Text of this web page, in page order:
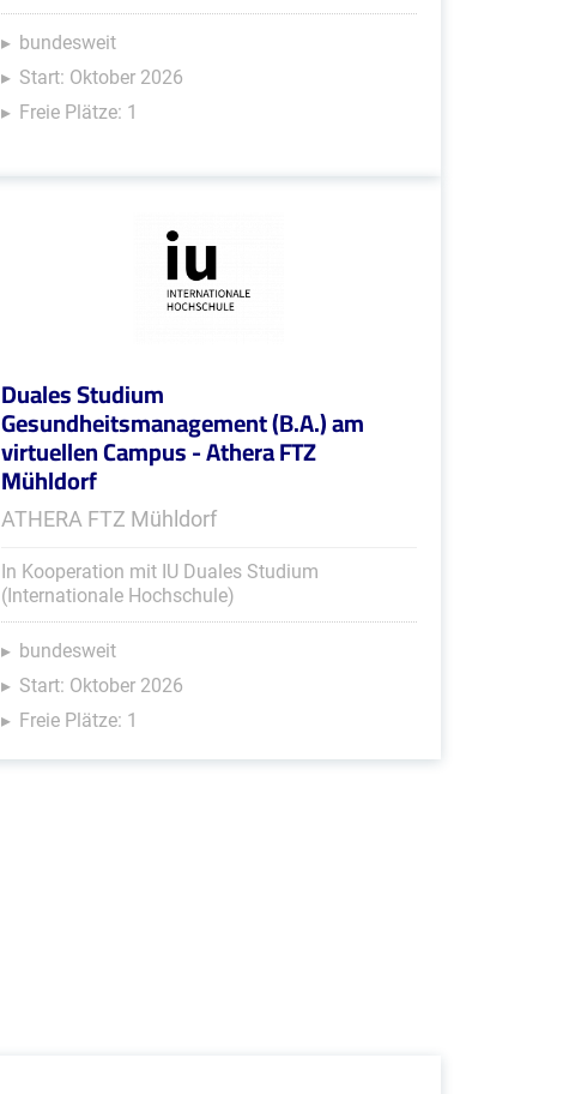
bundesweit
Start: Oktober 2026
Freie Plätze: 1
Duales Studium
Gesundheitsmanagement (B.A.) am
virtuellen Campus - Athera FTZ
Mühldorf
ATHERA FTZ Mühldorf
In Kooperation mit IU Duales Studium
(Internationale Hochschule)
bundesweit
Start: Oktober 2026
Freie Plätze: 1